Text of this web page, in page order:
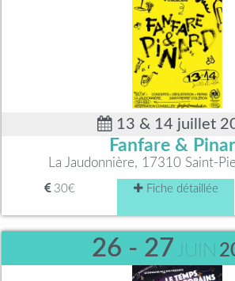
13 & 14 juillet
Fanfare &
La Jaudonnière, 17310 Saint-
30€ Fiche détaillée
26 - 27 JUIN